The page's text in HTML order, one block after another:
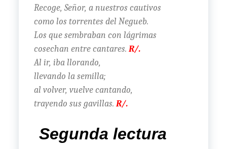
Recoge, Señor, a nuestros cautivos
como los torrentes del Negueb.
Los que sembraban con lágrimas
cosechan entre cantares. R/.
Al ir, iba llorando,
llevando la semilla;
al volver, vuelve cantando,
trayendo sus gavillas. R/.
Segunda lectura